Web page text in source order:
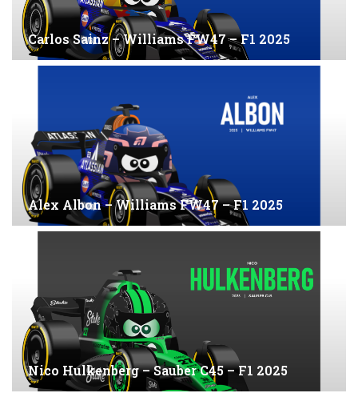
Carlos Sainz – Williams FW47 – F1 2025
Alex Albon – Williams FW47 – F1 2025
Nico Hulkenberg – Sauber C45 – F1 2025